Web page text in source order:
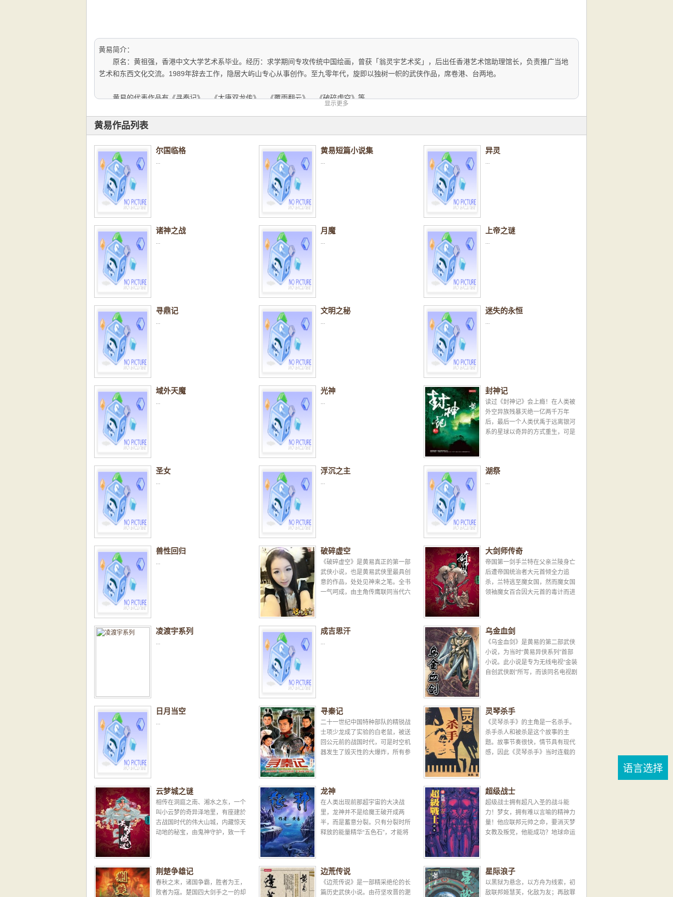
黄易简介：
原名：黄祖强，香港中文大学艺术系毕业。经历：求学期间专攻传统中国绘画，曾获「翁灵宇艺术奖」，后出任香港艺术馆助理馆长，负责推广当地
艺术和东西文化交流。1989年辞去工作，隐居大屿山专心从事创作。至九零年代，旋即以独树一帜的武侠作品，席卷港、台两地。
黄易的代表作品有《寻秦记》、《大唐双龙传》、《覆雨翻云》、《破碎虚空》等。
显示更多
黄易作品列表
尔国临格
...
黄易短篇小说集
...
异灵
...
诸神之战
...
月魔
...
上帝之谜
...
寻鼎记
...
文明之秘
...
迷失的永恒
...
域外天魔
...
光神
...
封神记
读过《封神记》会上瘾！在人类被
外空异族残暴灭绝一亿两千万年
后，最后一个人类伏禹于远离银河
系的星球以奇异的方式重生，可是
圣女
...
浮沉之主
...
湖祭
...
兽性回归
...
破碎虚空
《破碎虚空》是黄易真正的第一部
武侠小说，也是黄易武侠里最具创
意的作品，处处见神来之笔。全书
一气呵成，由主角传鹰联同当代六
大剑师传奇
帝国第一剑手兰特在父亲兰陵身亡
后遭帝国统治者大元首倾全力追
杀，兰特逃至魔女国，然而魔女国
领袖魔女百合因大元首的毒计而进
凌渡宇系列
...
成吉思汗
...
乌金血剑
《乌金血剑》是黄易的第二部武侠
小说，为当时“黄易异侠系列”首部
小说。此小说是专为无线电视“金装
自创武侠剧”所写，而该同名电视剧
日月当空
...
寻秦记
二十一世纪中国特种部队的精锐战
士项少龙成了实验的白老鼠，被送
回公元前的战国时代，可是时空机
器发生了毁灭性的大爆炸，所有参
灵琴杀手
《灵琴杀手》的主角是一名杀手。
杀手杀人和被杀是这个故事的主
题。故事节奏很快，情节具有现代
感，因此《灵琴杀手》当时连载的
云梦城之谜
相传在洞庭之南、湘水之东，一个
叫小云梦的奇异泽地里，有座建於
古战国时代的伟大山城，内藏惊天
动地的秘宝，由鬼神守护，致一千
龙神
在人类出现前那超宇宙的大决战
里，龙神并不是给魔王破开成两
半，而是蓄意分裂。只有分裂时所
释放的能量精华“五色石”，才能将
超级战士
超级战士拥有超凡入圣的战斗能
力！梦女，拥有难以言喻的精神力
量！他应联邦元帅之命，要消灭梦
女教及叛党，他能成功？地球命运
荆楚争雄记
春秋之末，诸国争霸，胜者为王，
败者为寇。楚国四大剑手之一的却
边荒传说
《边荒传说》是一部精采绝伦的长
篇历史武侠小说。由苻坚攻晋的淝
星际浪子
以黑狱为悬念，以方舟为线索，初
敌联邦姬慧芙，化敌为友；再敌罪
语言选择